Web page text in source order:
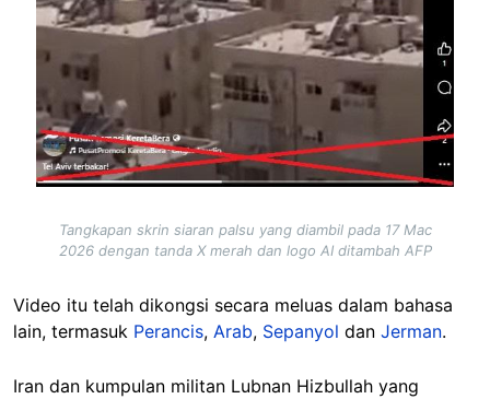
Tangkapan skrin siaran palsu yang diambil pada 17 Mac
2026 dengan tanda X merah dan logo AI ditambah AFP
Video itu telah dikongsi secara meluas dalam bahasa
lain, termasuk Perancis, Arab, Sepanyol dan Jerman.
Iran dan kumpulan militan Lubnan Hizbullah yang